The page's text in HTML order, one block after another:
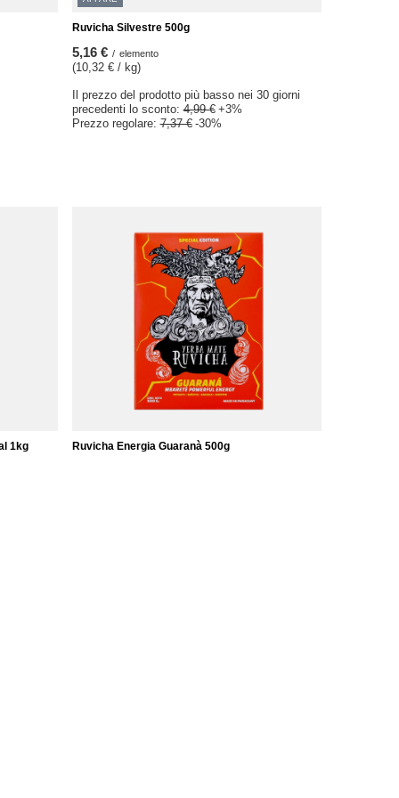
Ruvicha Silvestre 500g
5,16 € / elemento
(10,32 € / kg)
Il prezzo del prodotto più basso nei 30 giorni
precedenti lo sconto:4,99 € +3%
Prezzo regolare:7,37 € -30%
1kg Ruvicha Energia Guaranà 500g